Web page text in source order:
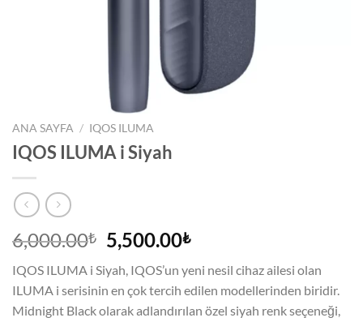
ANA SAYFA / IQOS ILUMA
IQOS ILUMA i Siyah
6,000.00₺ Orijinal
fiyat:
6,000.00₺.
5,500.00₺Şu
fiyat:
5,500.00₺.
IQOS ILUMA i Siyah, IQOS’un yeni nesil cihaz ailesi olan
ILUMA i serisinin en çok tercih edilen modellerinden biridir.
Midnight Black olarak adlandırılan özel siyah renk seçeneği,